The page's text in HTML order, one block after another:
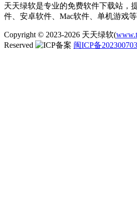
天天绿软是专业的免费软件下载站，
件、安卓软件、Mac软件、单机游戏
Copyright © 2023-2026 天天绿软(
Reserved
闽ICP备